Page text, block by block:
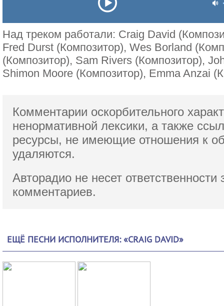
Над треком работали: Craig David
Fred Durst (Композитор), Wes Borland
(Композитор), Sam Rivers (Композитор),
Shimon Moore (Композитор), Emma Anzai
Комментарии оскорбительного
ненормативной лексики, а также
ресурсы, не имеющие отношения к
удаляются.
Авторадио не несет ответственности
комментариев.
ЕЩЁ ПЕСНИ ИСПОЛНИТЕЛЯ: «CRAIG DAVID»